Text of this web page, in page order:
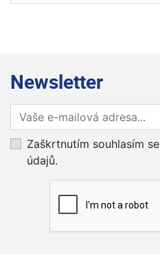
Newsletter
Přihlaste se k odběru novinek
Zaškrtnutím souhlasím
údajů.